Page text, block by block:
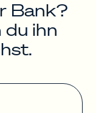
Bank?
du ihn